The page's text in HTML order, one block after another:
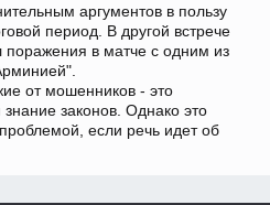
аргументов в пользу
период. В другой встрече
в матче с одним из
от мошенников - это
законов. Однако это
если речь идет об